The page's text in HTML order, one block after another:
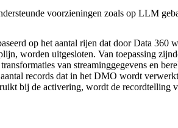
voorzieningen zoals op LLM
op het aantal rijen dat door Data 360
worden uitgesloten. Van toepassing
van streaminggegevens en
records dat in het DMO wordt
bij de activering, wordt de recordtelling